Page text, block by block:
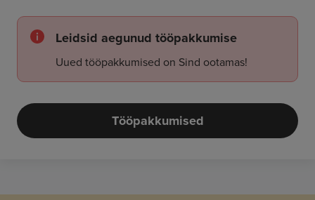
Leidsid aegunud tööpakkumise
Uued tööpakkumised on Sind ootamas!
Tööpakkumised